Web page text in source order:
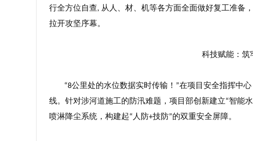
行全方位自查, 从人、材、机等各方面全面做好复工准备
拉开攻坚序幕。
科技赋能：筑
“8公里处的水位数据实时传输！ ”在项目安全指挥中
线。针对涉河道施工的防汛难题，项目部创新建立“智能
喷淋降尘系统，构建起“ 人防+技防”的双重安全屏障。